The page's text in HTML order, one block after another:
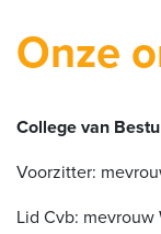
Onze
College van
Voorzitter:
Lid Cvb: mevrouw